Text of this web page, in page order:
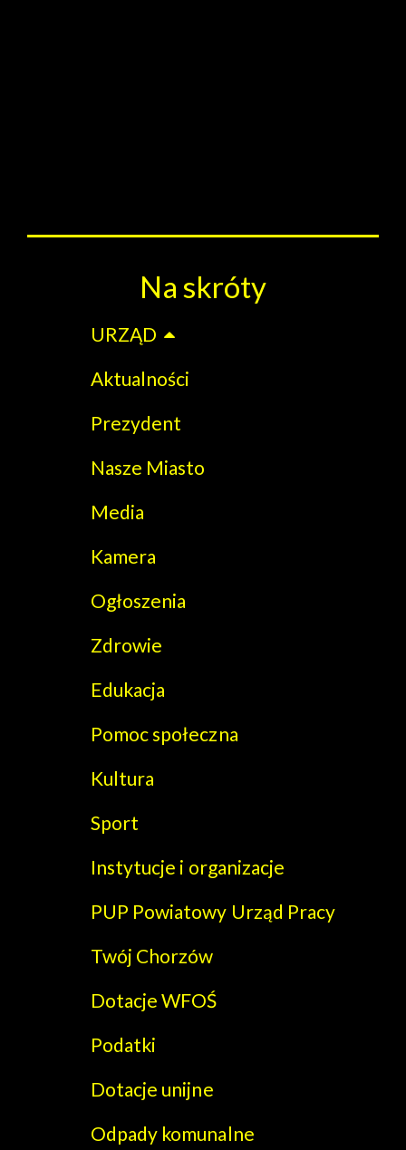
Na skróty
URZĄD
Aktualności
Prezydent
Nasze Miasto
Media
Kamera
Ogłoszenia
Zdrowie
Edukacja
Pomoc społeczna
Kultura
Sport
Instytucje i organizacje
PUP Powiatowy Urząd Pracy
Twój Chorzów
Dotacje WFOŚ
Podatki
Dotacje unijne
Odpady komunalne